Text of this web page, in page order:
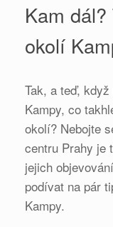
Kam
okolí
Tak, a teď,
Kampy, co
okolí? Nebojte
centru Prahy je
jejich
podívat na pár
Kampy.